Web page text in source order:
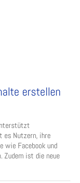
erstellen
es Nutzern, ihre
wie Facebook und
Zudem ist die neue